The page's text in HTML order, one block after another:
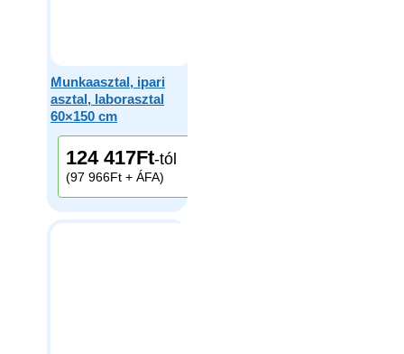
Munkaasztal, ipari
asztal, laborasztal
60×150 cm
124 417Ft-tól
(97 966Ft + ÁFA)